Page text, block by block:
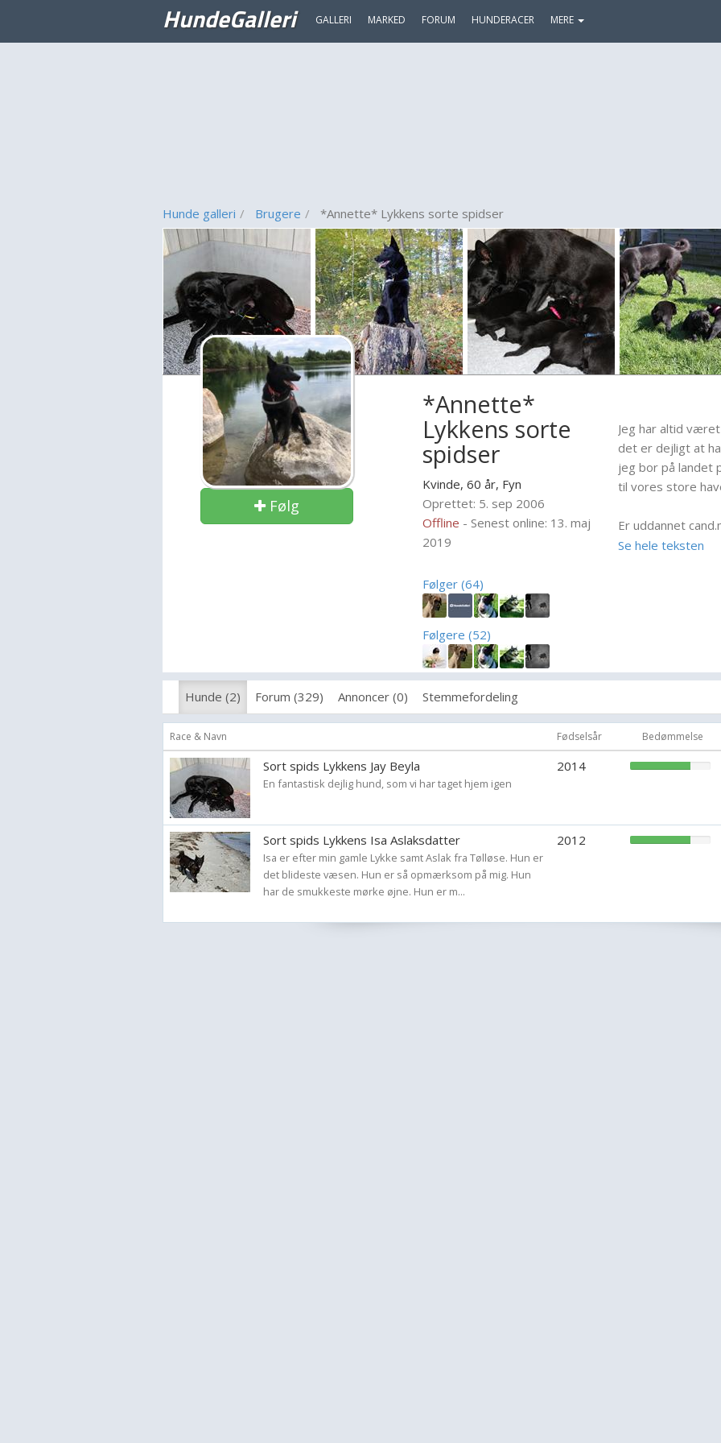
HundeGalleri GALLERI MARKED FORUM HUNDERACER MERE
Hunde galleri Brugere *Annette* Lykkens sorte spidser
Følg
*Annette*
Lykkens sorte
spidser
Kvinde, 60 år, Fyn
Oprettet: 5. sep 2006
Offline - Senest online: 13. maj
2019
Følger (64)
Følgere (52)
Jeg har altid
det er dejligt at
jeg bor på landet
til vores store
Er uddannet
almindelig hund i
København i juli
sider af dem,
modtager også
Se hele teksten
Hunde (2) Forum (329) Annoncer (0) Stemmefordeling
Race & Navn Fødselsår Bedømmelse
Sort spids Lykkens Jay Beyla
En fantastisk dejlig hund, som vi har taget hjem igen
2014
Sort spids Lykkens Isa Aslaksdatter
Isa er efter min gamle Lykke samt Aslak fra Tølløse. Hun er
det blideste væsen. Hun er så opmærksom på mig. Hun
har de smukkeste mørke øjne. Hun er m...
2012